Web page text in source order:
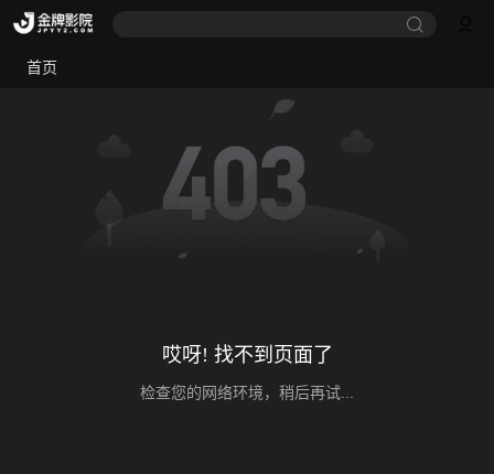
首页
哎呀! 找不到页面了
检查您的网络环境，稍后再试...